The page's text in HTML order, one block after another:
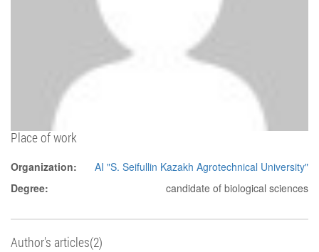
Place of work
Organization:
AI "S. Seifullin Kazakh Agrotechnical University"
Degree:
candidate of biological sciences
Author's articles(2)